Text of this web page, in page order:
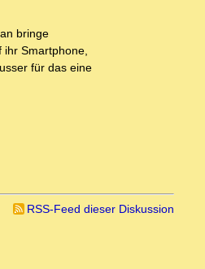
bringe
ihr Smartphone,
für das eine
RSS-Feed dieser Diskussion